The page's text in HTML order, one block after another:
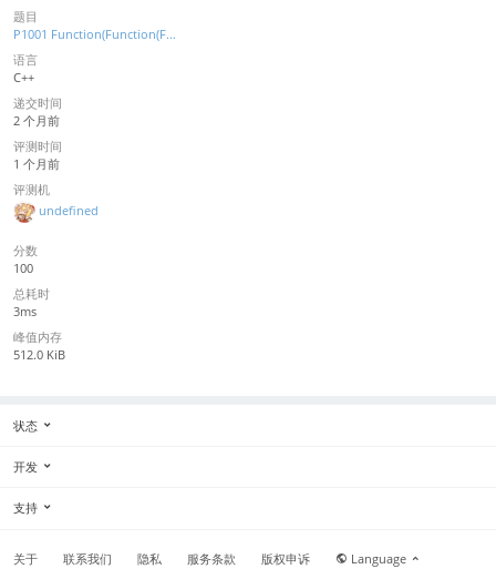
题目
P1001 Function(Function(F...
语言
C++
递交时间
2 个月前
评测时间
1 个月前
评测机
undefined
分数
100
总耗时
3ms
峰值内存
512.0 KiB
状态
开发
支持
关于 联系我们 隐私 服务条款 版权申诉 Language